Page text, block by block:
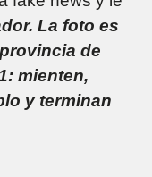
La foto es
de
mienten,
y terminan